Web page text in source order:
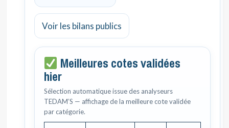
Voir les bilans publics
Meilleures cotes validées
hier
Sélection automatique issue des analyseurs
TEDAM’S — affichage de la meilleure cote validée
par catégorie.